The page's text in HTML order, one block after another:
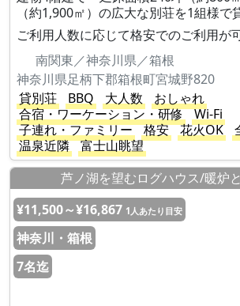
（約1,900㎡）の広大な別荘を1組様で
ご利用人数に応じて格安でのご利用が
南関東／神奈川県／箱根
神奈川県足柄下郡箱根町宮城野820
貸別荘
BBQ 大人数
おしゃれ
合宿・ワーケーション・研修
Wi-Fi
子連れ・ファミリー
格安 花火OK
温泉近隣
富士山眺望
芦ノ湖を望むログハウス/暖炉
¥11,500～¥16,867 1人あたり目安
神奈川・箱根
7名迄